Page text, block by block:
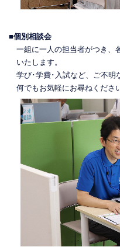
■個別相談会
一組に一人の担当者がつき、
いたします。
学び･学費･入試など、ご不明
何でもお気軽にお尋ねくださ